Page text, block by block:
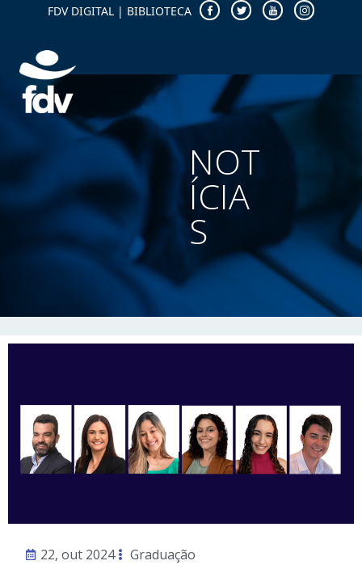
FDV DIGITAL | BIBLIOTECA
NOT
ÍCIA
S
22, out 2024 Graduação